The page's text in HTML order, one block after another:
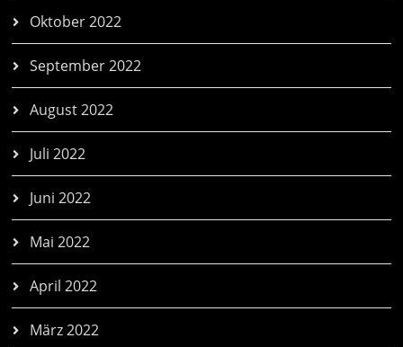
Oktober 2022
September 2022
August 2022
Juli 2022
Juni 2022
Mai 2022
April 2022
März 2022